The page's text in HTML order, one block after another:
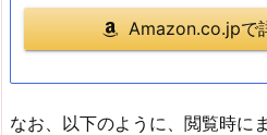
Amazon.co.jpで
なお、以下のように、閲覧時に